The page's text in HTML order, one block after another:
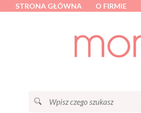
STRONA GŁÓWNA O FIRMIE